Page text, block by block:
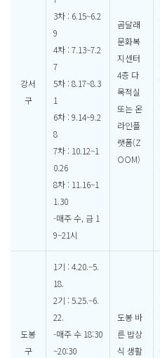
강서
구
3차 : 6.15~6.2
9
4차 : 7.13~7.2
7
5차 : 8.17~8.3
1
6차 : 9.14~9.2
8
7차 : 10.12~1
0.26
8차 : 11.16~1
1.30
-매주 수, 금 1
9~21시
곰달래
문화복
지센터
4층 다
목적실
또는 온
라인플
랫폼(Z
OOM)
도봉
구
1기 : 4.20.~5.
18.
2기 : 5.25.~6.
22.
-매주 수 18:30
~20:30
도봉 바
른 밥상
식 생활